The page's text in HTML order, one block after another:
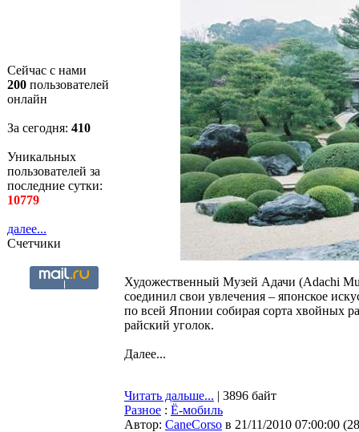
Сейчас с нами
200 пользователей
онлайн
За сегодня: 410
Уникальных
пользователей за
последние сутки:
10779
далее...
Счетчики
Художественный Музей Адачи (Adachi
соединил свои увлечения – японское
по всей Японии собирая сорта хвойных
райский уголок.
Далее...
Читать дальше... | 3896 байт
Разное : Ё-мобиль
Автор: CaneCorso в 21/11/2010 07:00:00 (